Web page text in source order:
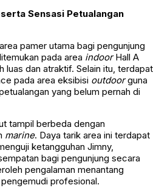
Sensasi Petualangan
pamer utama bagi pengunjung
pada area indoorHall A
luas dan atraktif. Selain itu, terdapat
pada area eksibisi outdoorguna
yang belum pernah di
tampil berbeda dengan
marine. Daya tarik area ini terdapat
ketangguhan Jimny,
bagi pengunjung secara
pengalaman menantang
profesional.